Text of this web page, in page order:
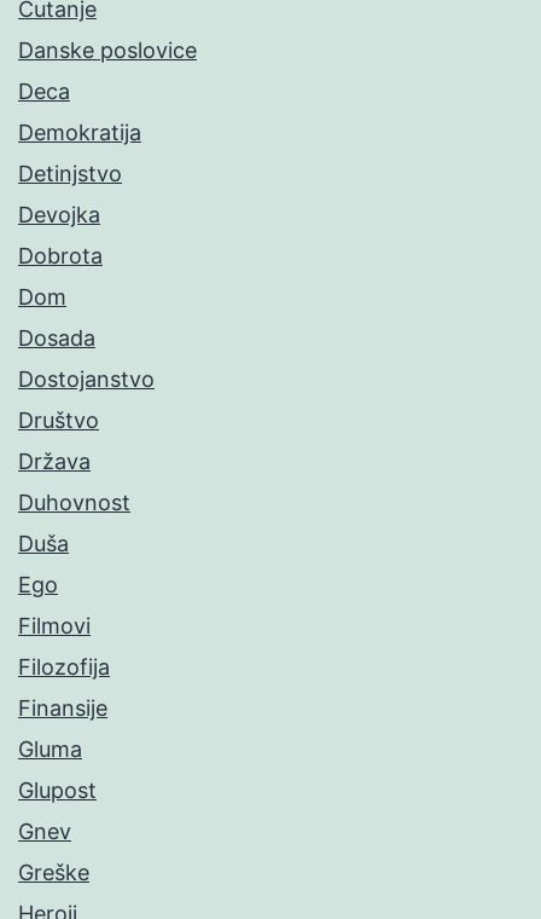
Ćutanje
Danske poslovice
Deca
Demokratija
Detinjstvo
Devojka
Dobrota
Dom
Dosada
Dostojanstvo
Društvo
Država
Duhovnost
Duša
Ego
Filmovi
Filozofija
Finansije
Gluma
Glupost
Gnev
Greške